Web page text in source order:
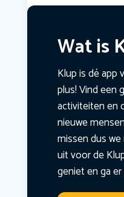
Wat is
Klup is dé app
plus! Vind een
activiteiten en
nieuwe
missen dus
uit voor de
geniet en ga